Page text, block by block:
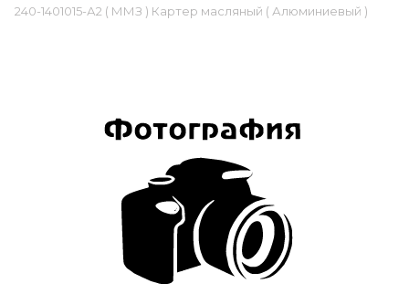
240-1401015-А2 ( ММЗ ) Картер масляный ( Алюминиевый )